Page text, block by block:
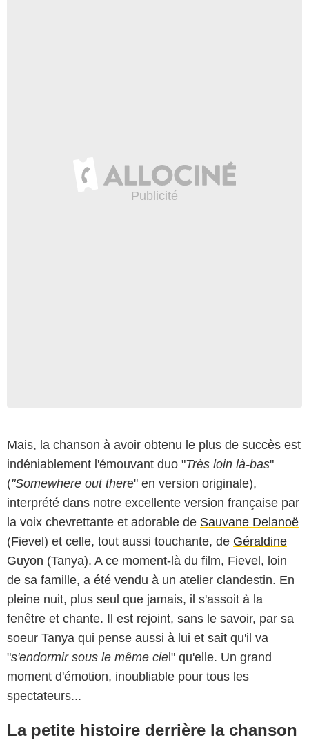
Mais, la chanson à avoir obtenu le plus de succès est
indéniablement l'émouvant duo "Très loin là-bas"
("Somewhere out there" en version originale),
interprété dans notre excellente version française par
la voix chevrettante et adorable de Sauvane Delanoë
(Fievel) et celle, tout aussi touchante, de Géraldine
Guyon (Tanya). A ce moment-là du film, Fievel, loin
de sa famille, a été vendu à un atelier clandestin. En
pleine nuit, plus seul que jamais, il s'assoit à la
fenêtre et chante. Il est rejoint, sans le savoir, par sa
soeur Tanya qui pense aussi à lui et sait qu'il va
"s'endormir sous le même ciel" qu'elle. Un grand
moment d'émotion, inoubliable pour tous les
spectateurs...
La petite histoire derrière la chanson